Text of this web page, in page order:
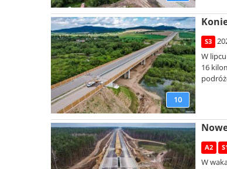
10
S3
W
16
A2
W